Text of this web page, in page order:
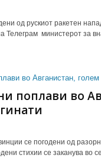
од рускиот ракетен
Телеграм министерот за
поплави во
се погодени од
стихии се заканува во